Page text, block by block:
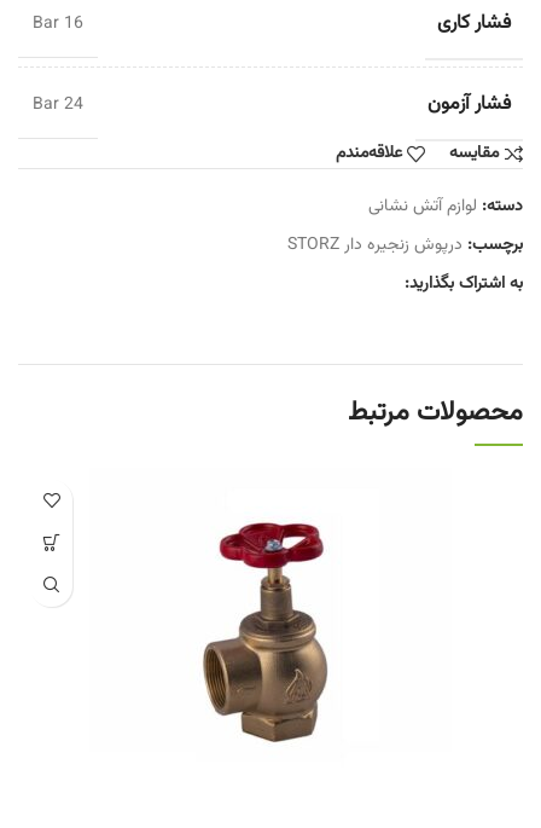
فشار کاری 16 Bar
فشار آزمون
24 Bar
مقایسه
علاقه‌مندم
دسته: لوازم آتش نشانی
برچسب: درپوش زنجیره دار STORZ
به اشتراک بگذارید:
محصولات مرتبط